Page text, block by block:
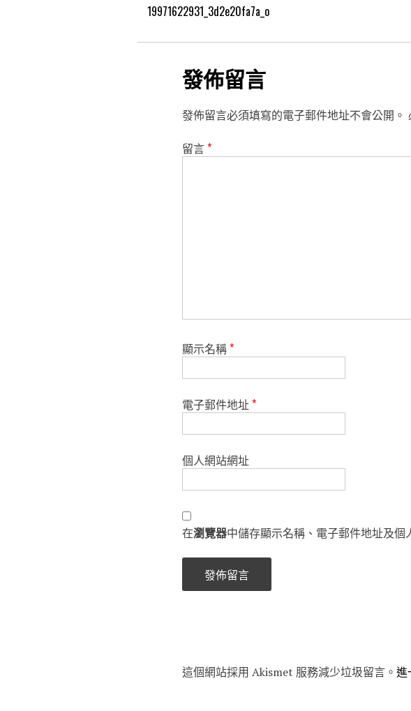
19971622931_3d2e20fa7a_o
發佈留言
發佈留言必須填寫的電子郵件地址不會公開。
留言*
顯示名稱*
電子郵件地址*
個人網站網址
在瀏覽器中儲存顯示名稱、電子郵件地址及
這個網站採用 Akismet 服務減少垃圾留言。 進